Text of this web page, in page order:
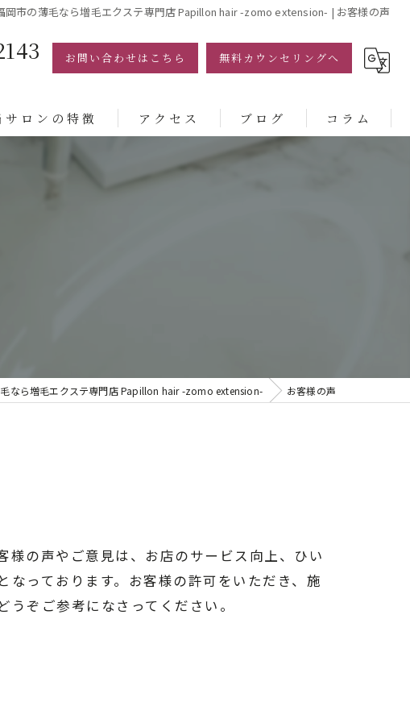
岡市の薄毛なら増毛エクステ専門店 Papillon hair -zomo extension- | お客様の声
お問い合わせはこちら 無料カウンセリングへ
サロンの特徴 アクセス
増毛エクステ専門店 Papillon hair -zomo extension-
ブログ コラム
なら増毛エクステ専門店 Papillon hair -zomo extension- お客様の声
の声やご意見は、お店のサービス向上、ひい
っております。お客様の許可をいただき、施
ぞご参考になさってください。